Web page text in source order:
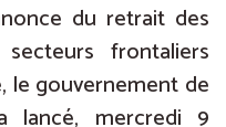
du retrait des
frontaliers
le gouvernement de
lancé, mercredi 9